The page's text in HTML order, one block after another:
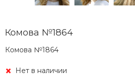
Комова №1864
Комова №1864
Нет в наличии